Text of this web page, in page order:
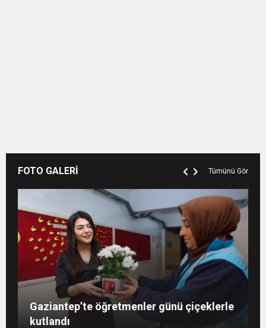
FOTO GALERİ Tümünü Gör
Konukoğlu: Türkiye ekonomisine 11 farklı
sektörde değer katıyoruz
Gaziantep’te öğretmenler günü çiçeklerle
kutlandı
GAÜN’de gri kod tatbikatı gerçeği
Şahin: “İstikbalimizi şekillendirecek olan
sizlersiniz”